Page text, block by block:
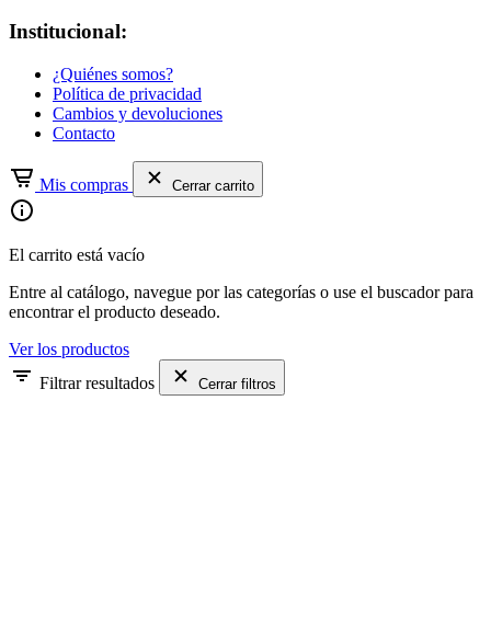
Institucional:
¿Quiénes somos?
Política de privacidad
Cambios y devoluciones
Contacto
Mis compras Cerrar carrito
El carrito está vacío
Entre al catálogo, navegue por las categorías o use el buscador para
encontrar el producto deseado.
Ver los productos
Filtrar resultados
Cerrar filtros